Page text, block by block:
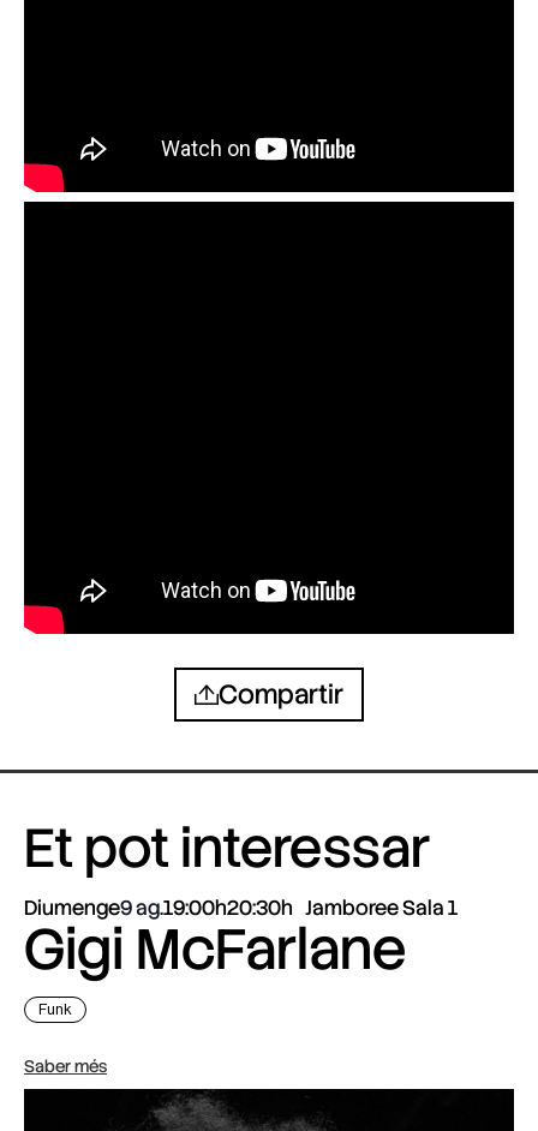
Compartir
Et pot interessar
Diumenge9 ag.19:00h20:30h Jamboree Sala 1
Gigi McFarlane
Funk
Saber més